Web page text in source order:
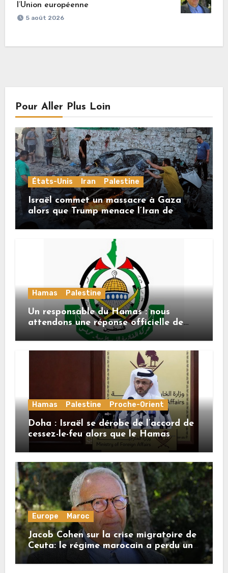
l’Union européenne
5 août 2026
Pour Aller Plus Loin
États-Unis Iran Palestine
Israël commet un massacre à Gaza
alors que Trump menace l’Iran de
«décapitation»
Hamas Palestine
Un responsable du Hamas : nous
attendons une réponse officielle de
Mladenov concernant la feuille de
route de la deuxième phase de l’accord
Hamas Palestine Proche-Orient
Doha : Israël se dérobe de l’accord de
cessez-le-feu alors que le Hamas
honore ses engagements
Europe Maroc
Jacob Cohen sur la crise migratoire de
Ceuta: le régime marocain a perdu une
bonne part de sa crédibilité vis-à-vis
de l’Union européenne